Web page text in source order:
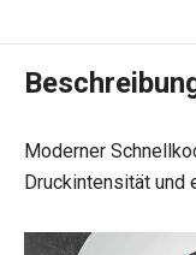
Moderner
Druckintensität und